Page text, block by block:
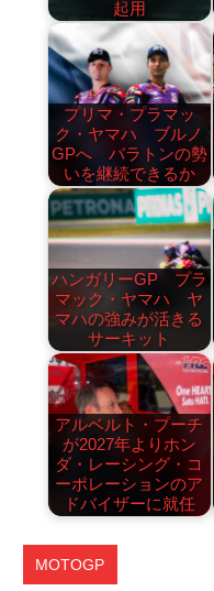
起用
プリマ・プラマッ
ク・ヤマハ ブルノ
GPへ バラトンの勢
いを継続できるか
ハンガリーGP プラ
マック・ヤマハ ヤ
マハの強みが活きる
サーキット
アルベルト・プーチ
が2027年よりホン
ダ・レーシング・コ
ーポレーションのア
ドバイザーに就任
MOTOGP